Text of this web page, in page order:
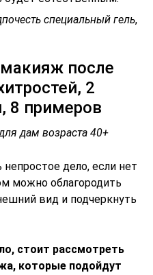
специальный гель,
после
2
8 примеров
дам возраста 40+
дело, если нет
можно облагородить
вид и подчеркнуть
стоит рассмотреть
которые подойдут